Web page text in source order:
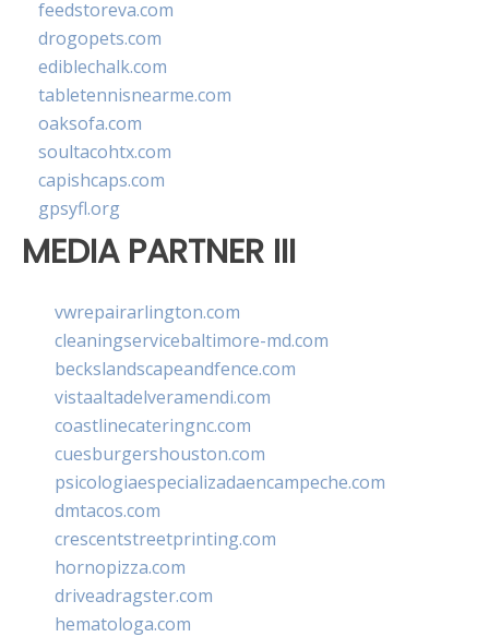
feedstoreva.com
drogopets.com
ediblechalk.com
tabletennisnearme.com
oaksofa.com
soultacohtx.com
capishcaps.com
gpsyfl.org
MEDIA PARTNER III
vwrepairarlington.com
cleaningservicebaltimore-md.com
beckslandscapeandfence.com
vistaaltadelveramendi.com
coastlinecateringnc.com
cuesburgershouston.com
psicologiaespecializadaencampeche.com
dmtacos.com
crescentstreetprinting.com
hornopizza.com
driveadragster.com
hematologa.com